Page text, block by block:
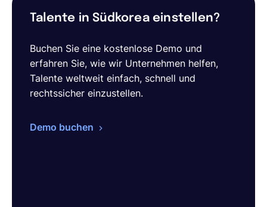
Talente in Südkorea einstellen?
Buchen Sie eine kostenlose Demo und
erfahren Sie, wie wir Unternehmen helfen,
Talente weltweit einfach, schnell und
rechtssicher einzustellen.
Demo buchen